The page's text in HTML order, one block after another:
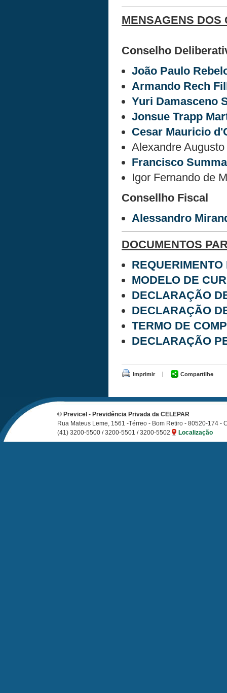
MENSAGENS DOS
Conselho
João Paulo
Armando Rech
Yuri Damasceno
Jonsue Trapp
Cesar Mauricio
Alexandre
Francisco
Igor Fernando de
Consellho Fiscal
Alessandro
DOCUMENTOS
MODELO DE
DECLARAÇÃO
DECLARAÇÃO
TERMO DE
DECLARAÇÃO
Imprimir Compartilhe
© Previcel - Previdência Privada da CELEPAR
Rua Mateus Leme, 1561 -Térreo - Bom Retiro- 80520-174-
(41) 3200-5500 / 3200-5501 / 3200-5502
Localização